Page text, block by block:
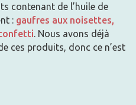
contenant de l’huile de
: gaufres aux noisettes,
. Nous avons déjà
ces produits, donc ce n’est